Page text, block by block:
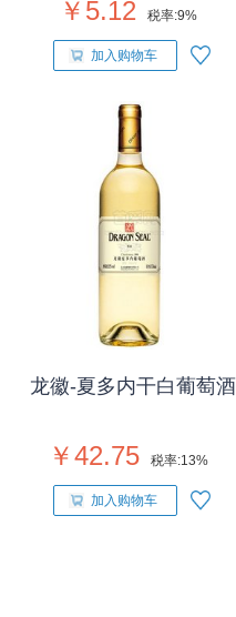
￥5.12 税率:9%
加入购物车
龙徽-夏多内干白葡萄酒
￥42.75 税率:13%
加入购物车